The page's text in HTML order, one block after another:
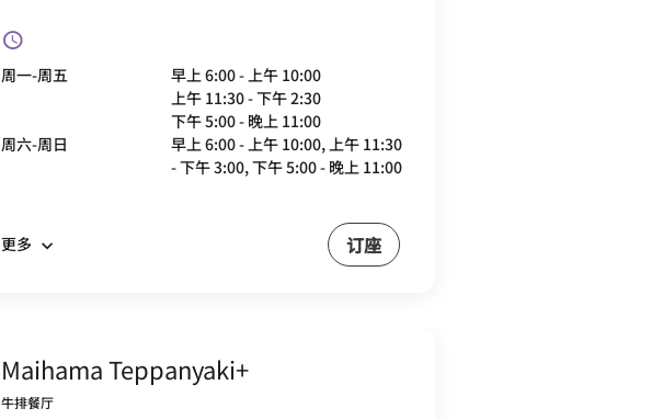
周一-周五
早上 6:00 - 上午 10:00
上午 11:30 - 下午 2:30
下午 5:00 - 晚上 11:00
周六-周日
早上 6:00 - 上午 10:00, 上午 11:30
- 下午 3:00, 下午 5:00 - 晚上 11:00
更多 订座
Maihama Teppanyaki+
牛排餐厅